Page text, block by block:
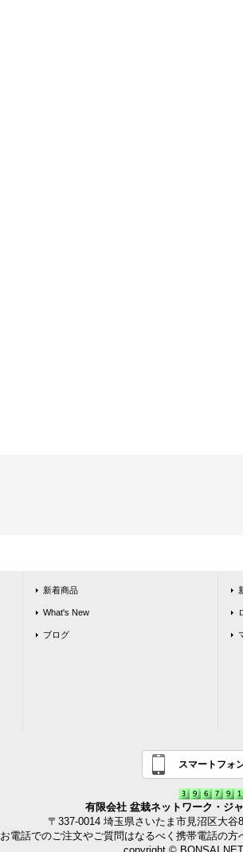
新着商品
What's New
ブログ
スマートフォ
有限会社 盆栽ネットワーク・ジ
〒337-0014 埼玉県さいたま市見沼区大
お電話でのご注文やご質問はなるべく携帯電話の方